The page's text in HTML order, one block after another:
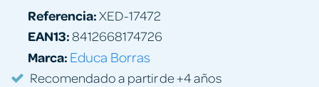
Referencia:XED-17472
EAN13:8412668174726
Marca: Educa Borras
Recomendado a partir de +4 años